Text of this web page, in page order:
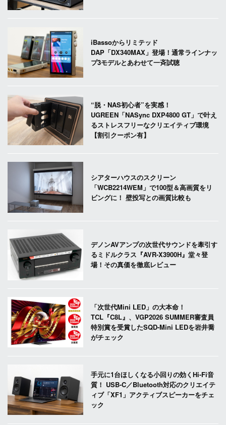
iBassoからリミテッド
DAP「DX340MAX」登場！通常ラインナッ
プ3モデルとあわせて一斉試聴
“脱・NAS初心者”を実感！
UGREEN「NASync DXP4800 GT」で叶え
るストレスフリーなクリエイティブ環境
【割引クーポン有】
シアターハウスのスクリーン
「WCB2214WEM」で100型＆高画質をリ
ビングに！ 壁投写との画質比較も
デノンAVアンプの次世代サウンドを牽引す
るミドルクラス『AVR-X3900H』堂々登
場！その真価を徹底レビュー
「次世代Mini LED」の大本命！
TCL『C8L』、VGP2026 SUMMER審査員
特別賞を受賞したSQD-Mini LEDを岩井喬
がチェック
手元に1台ほしくなる小回りの効くHi-Fi音
質！ USB-C／Bluetooth対応のクリエイテ
ィブ「XF1」アクティブスピーカーをチェ
ック